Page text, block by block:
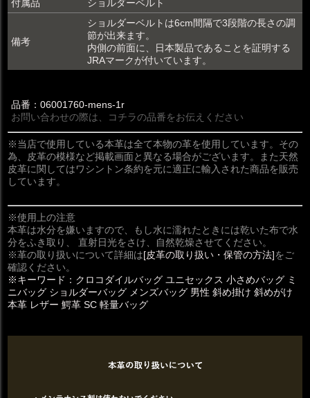
付属品 ショルダーベルト
備考
ショルダーベルトは6cm間隔で3段階の長さの調
節が出来ます。
内側の前面に、日本製品であることを証明する
JRAマークが付いています。
品番：06001760-mens-1r
お問い合わせの際は、コチラの品番をお伝えください
※当店で使用している本革は全て本物の革を使用しています。その
為、皮革の模様など掲載画面と異なる場合がございます。また天然
皮革に関してはワシントン条約を元に適正に輸入された商品を販売
しています。
※使用上の注意
本革は水分を嫌いますので、もし水に濡れたときには乾いた布で水
分をふき取り、 直射日光をさけ、自然乾燥させてください。
※革の取り扱いについて詳細は[皮革の取り扱い・保管の方法]をご
確認ください。
※キーワード：クロコダイルバッグ ユニセックス 小さめバッグ ミ
ニバッグ ショルダーバッグ メンズバッグ 男性 斜め掛け 斜めがけ
本革 レザー 鰐革 SC 軽量バッグ